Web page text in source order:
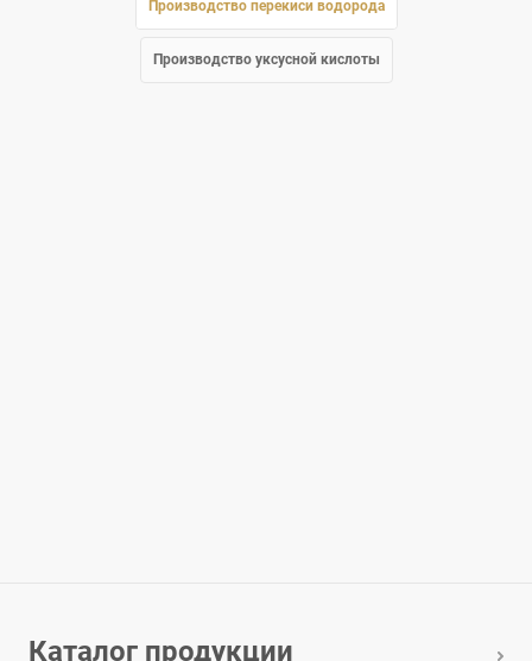
Производство перекиси водорода
Производство уксусной кислоты
Каталог продукции